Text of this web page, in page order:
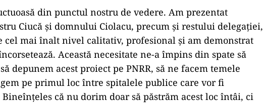
din punctul nostru de vedere. Am prezentat
Ciucă şi domnului Ciolacu, precum şi restului delegaţiei,
cel mai înalt nivel calitativ, profesional şi am demonstrat
Această necesitate ne-a împins din spate să
depunem acest proiect pe PNRR, să ne facem temele
pe primul loc între spitalele publice care vor fi
că nu dorim doar să păstrăm acest loc întâi, ci